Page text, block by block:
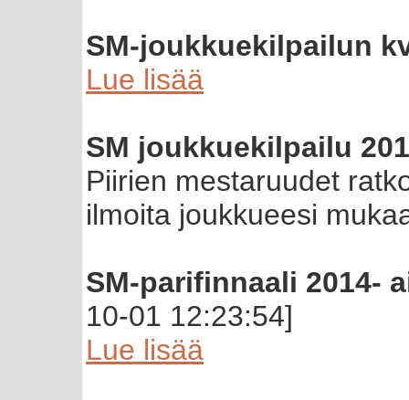
SM-joukkuekilpailun
Lue lisää
SM joukkuekilpailu
Piirien mestaruudet
ilmoita joukkueesi
SM-parifinnaali 2014-
10-01 12:23:54]
Lue lisää